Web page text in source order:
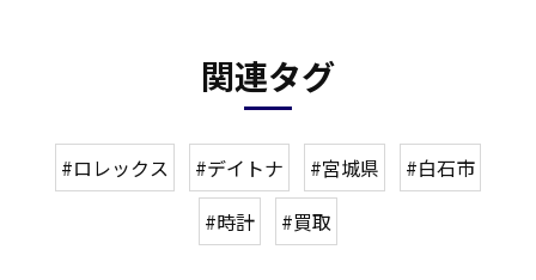
関連タグ
#ロレックス #デイトナ #宮城県
#白石市
#時計
#買取